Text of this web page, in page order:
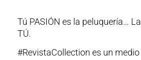
Tú PASIÓN es la peluquería…
TÚ.
#RevistaCollection es un